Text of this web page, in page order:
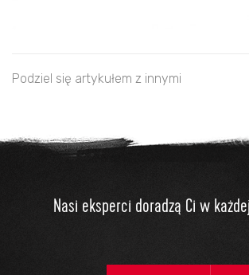
Podziel się artykułem z innymi
Nasi eksperci doradzą Ci w